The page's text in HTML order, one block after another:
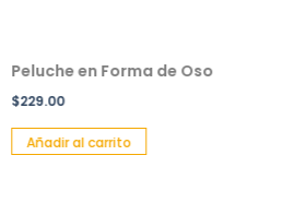
Peluche en Forma de Oso
$229.00
Añadir al carrito